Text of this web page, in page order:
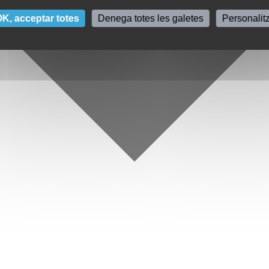
acceptar totes Denega totes les galetes